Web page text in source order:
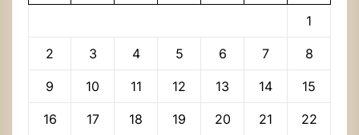
1
2 3 4 5 6 7 8
9 10 11 12 13 14 15
16 17 18 19 20 21 22